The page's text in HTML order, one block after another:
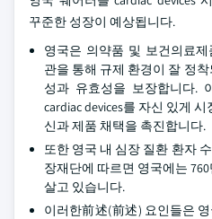
꾸준한 성장이 예상됩니다.
영국은 의약품 및 보건의료제
관을 통해 규제 환경이 잘 정
성과 유효성을 보장합니다.
cardiac devices를 자신 있게
신과 제품 채택을 촉진합니다.
또한 영국 내 심장 질환 환자
장재단에 따르면 영국에는
살고 있습니다.
이러한前述(前述) 요인들은